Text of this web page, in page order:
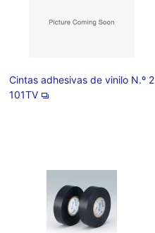
Cintas adhesivas de vinilo N.º 2
101TV